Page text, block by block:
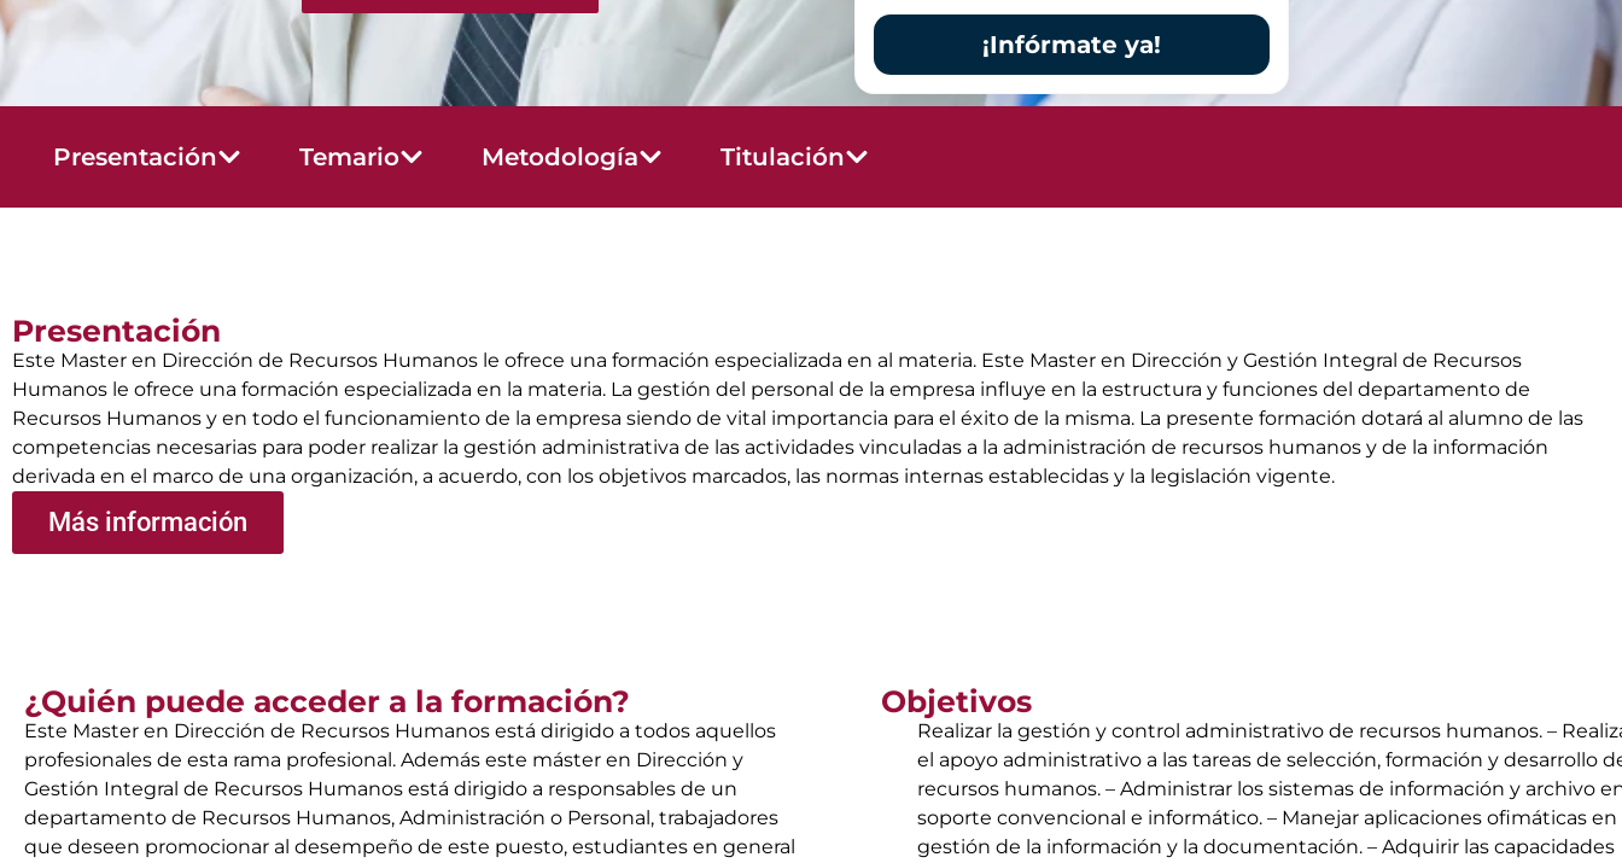
¡Infórmate ya!
Presentación Temario Metodología Titulación
Presentación
Este Master en Dirección de Recursos Humanos le ofrece una formación especializada en al materia. Este Master en Dirección y Gestión Integral de Recursos
Humanos le ofrece una formación especializada en la materia. La gestión del personal de la empresa influye en la estructura y funciones del departamento de
Recursos Humanos y en todo el funcionamiento de la empresa siendo de vital importancia para el éxito de la misma. La presente formación dotará al alumno de las
competencias necesarias para poder realizar la gestión administrativa de las actividades vinculadas a la administración de recursos humanos y de la información
derivada en el marco de una organización, a acuerdo, con los objetivos marcados, las normas internas establecidas y la legislación vigente.
Más información
¿Quién puede acceder a la formación?
Este Master en Dirección de Recursos Humanos está dirigido a todos aquellos
profesionales de esta rama profesional. Además este máster en Dirección y
Gestión Integral de Recursos Humanos está dirigido a responsables de un
departamento de Recursos Humanos, Administración o Personal, trabajadores
que deseen promocionar al desempeño de este puesto, estudiantes en general
Objetivos
Realizar la gestión y control administrativo de recursos humanos. –
el apoyo administrativo a las tareas de selección, formación y desarrollo
recursos humanos. – Administrar los sistemas de información y archivo
soporte convencional e informático. – Manejar aplicaciones ofimáticas en
gestión de la información y la documentación. – Adquirir las capacidades